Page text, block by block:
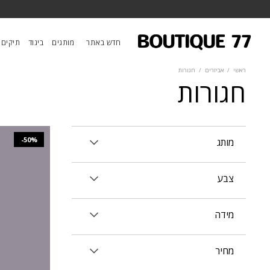
חדש באתר מותגים ביגוד תיקים
ראשי / אביזרים / חגורות
חגורות
מותג
צבע
מידה
מחיר
-50%